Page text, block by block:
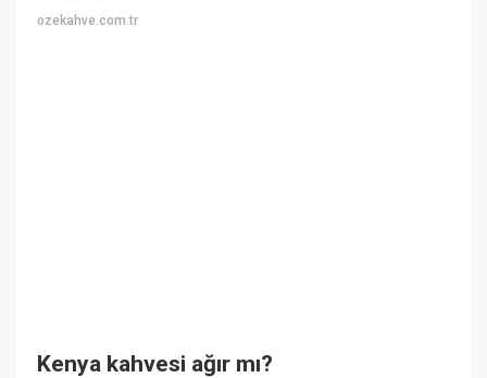
ozekahve.com.tr
Kenya kahvesi ağır mı?